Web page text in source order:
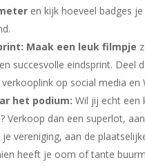
en kijk hoeveel badges
Maak een leuk filmpje
succesvolle eindsprint. Deel
op social media en
het podium: Wil jij echt een
Verkoop dan een superlot,
je vereniging, aan de
heeft je oom of tante